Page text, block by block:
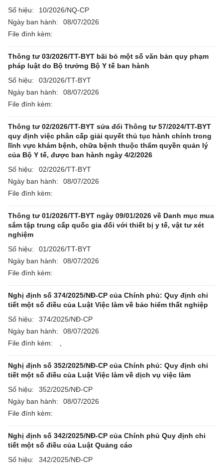
Số hiệu:
10/2026/NQ-CP
Ngày ban hành:
08/07/2026
File đính kèm:
Thông tư 03/2026/TT-BYT bãi bỏ một số văn bản quy phạm
pháp luật do Bộ trưởng Bộ Y tế ban hành
Số hiệu:
03/2026/TT-BYT
Ngày ban hành:
08/07/2026
File đính kèm:
Thông tư 02/2026/TT-BYT sửa đổi Thông tư 57/2024/TT-BYT
quy định việc phân cấp giải quyết thủ tục hành chính trong
lĩnh vực khám bệnh, chữa bệnh thuộc thẩm quyền quản lý
của Bộ Y tế, được ban hành ngày 4/2/2026
Số hiệu:
02/2026/TT-BYT
Ngày ban hành:
08/07/2026
File đính kèm:
Thông tư 01/2026/TT-BYT ngày 09/01/2026 về Danh mục mua
sắm tập trung cấp quốc gia đối với thiết bị y tế, vật tư xét
nghiệm
Số hiệu:
01/2026/TT-BYT
Ngày ban hành:
08/07/2026
File đính kèm:
Nghị định số 374/2025/NĐ-CP của Chính phủ: Quy định chi
tiết một số điều của Luật Việc làm về bảo hiểm thất nghiệp
Số hiệu:
374/2025/NĐ-CP
Ngày ban hành:
08/07/2026
File đính kèm:
Nghị định số 352/2025/NĐ-CP của Chính phủ: Quy định chi
tiết một số điều của Luật Việc làm về dịch vụ việc làm
Số hiệu:
352/2025/NĐ-CP
Ngày ban hành:
08/07/2026
File đính kèm:
Nghị định số 342/2025/NĐ-CP của Chính phủ Quy định chi
tiết một số điều của Luật Quảng cáo
Số hiệu:
342/2025/NĐ-CP